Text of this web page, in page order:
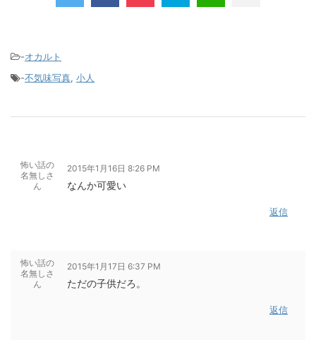
-オカルト
-不気味写真, 小人
怖い話の
名無しさ
ん
2015年1月16日 8:26 PM
なんか可愛い
返信
怖い話の
名無しさ
ん
2015年1月17日 6:37 PM
ただの子供だろ。
返信